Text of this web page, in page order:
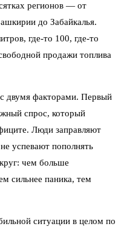
регионов — от
до Забайкалья.
где-то 100, где-то
продажи топлива
двумя факторами. Первый
спрос, который
Люди заправляют
успевают пополнять
чем больше
сильнее паника, тем
ситуации в целом по